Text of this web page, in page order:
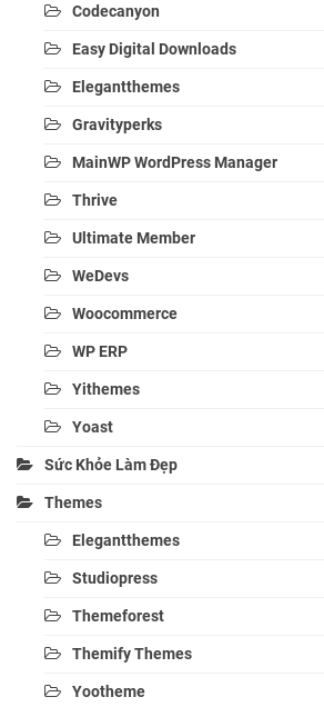
Codecanyon
Easy Digital Downloads
Elegantthemes
Gravityperks
MainWP WordPress Manager
Thrive
Ultimate Member
WeDevs
Woocommerce
WP ERP
Yithemes
Yoast
Sức Khỏe Làm Đẹp
Themes
Elegantthemes
Studiopress
Themeforest
Themify Themes
Yootheme